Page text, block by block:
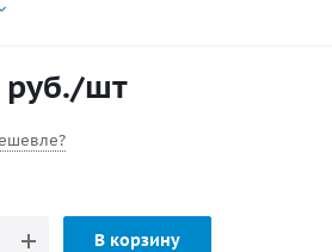
: 3
11
руб./шт
В корзину